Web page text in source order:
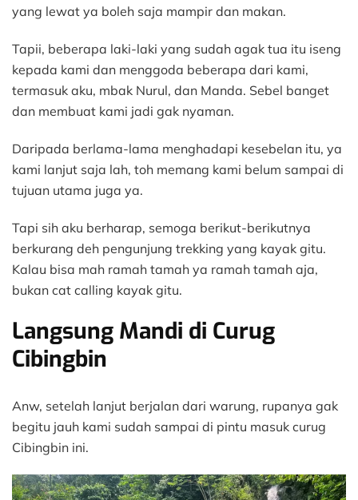
yang lewat ya boleh saja mampir dan makan.
Tapii, beberapa laki-laki yang sudah agak tua itu iseng
kepada kami dan menggoda beberapa dari kami,
termasuk aku, mbak Nurul, dan Manda. Sebel banget
dan membuat kami jadi gak nyaman.
Daripada berlama-lama menghadapi kesebelan itu, ya
kami lanjut saja lah, toh memang kami belum sampai di
tujuan utama juga ya.
Tapi sih aku berharap, semoga berikut-berikutnya
berkurang deh pengunjung trekking yang kayak gitu.
Kalau bisa mah ramah tamah ya ramah tamah aja,
bukan cat calling kayak gitu.
Langsung Mandi di Curug
Cibingbin
Anw, setelah lanjut berjalan dari warung, rupanya gak
begitu jauh kami sudah sampai di pintu masuk curug
Cibingbin ini.